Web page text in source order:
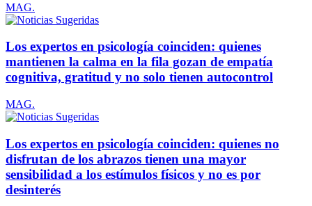
MAG.
Los expertos en psicología coinciden: quienes
mantienen la calma en la fila gozan de empatía
cognitiva, gratitud y no solo tienen autocontrol
MAG.
Los expertos en psicología coinciden: quienes no
disfrutan de los abrazos tienen una mayor
sensibilidad a los estímulos físicos y no es por
desinterés